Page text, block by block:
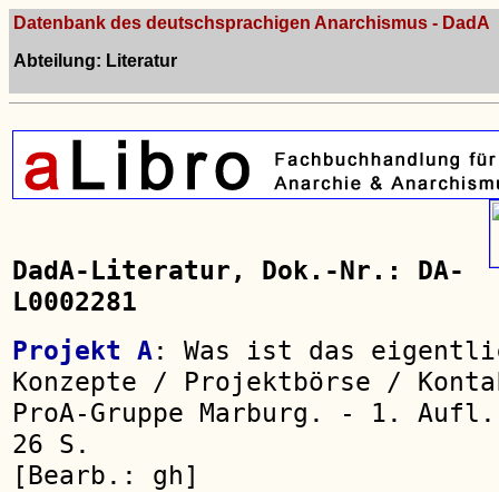
Datenbank des deutschsprachigen Anarchismus - DadA
Abteilung: Literatur
DadA-Literatur, Dok.-Nr.: DA-
L0002281
Projekt A: Was ist das
Konzepte / Projektbörse /
ProA-Gruppe Marburg. - 1.
26 S.
[Bearb.: gh]